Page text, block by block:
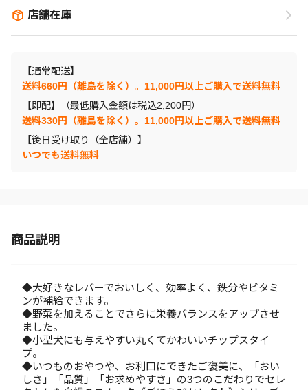
店舗在庫
【通常配送】
送料660円（離島を除く）。11,000円以上ご購入で送料無料
【即配】（最低購入金額は税込2,200円）
送料330円（離島を除く）。11,000円以上ご購入で送料無料
【後日受け取り（全店舗）】
いつでも送料無料
商品説明
◆大好きなレバーでおいしく、効率よく、鉄分やビタミ
ンが補給できます。
◆野菜を加えることでさらに栄養バランスをアップさせ
ました。
◆小型犬にも与えやすい丸くてかわいいチップスタイ
プ。
◆いつものおやつや、お利口にできたご褒美に、「おい
しさ」「品質」「お求めやすさ」の3つのこだわりでセレ